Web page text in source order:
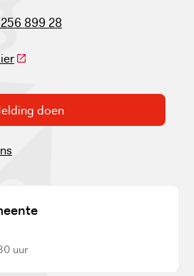
899 28
(Deze link gaat naar een externe
doen
uur